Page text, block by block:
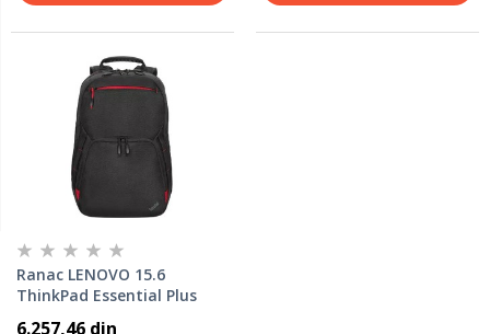
Ranac LENOVO 15.6
ThinkPad Essential Plus
6.257,46 din